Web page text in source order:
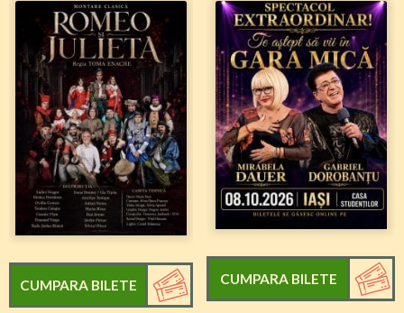
CUMPARA BILETE CUMPARA BILETE